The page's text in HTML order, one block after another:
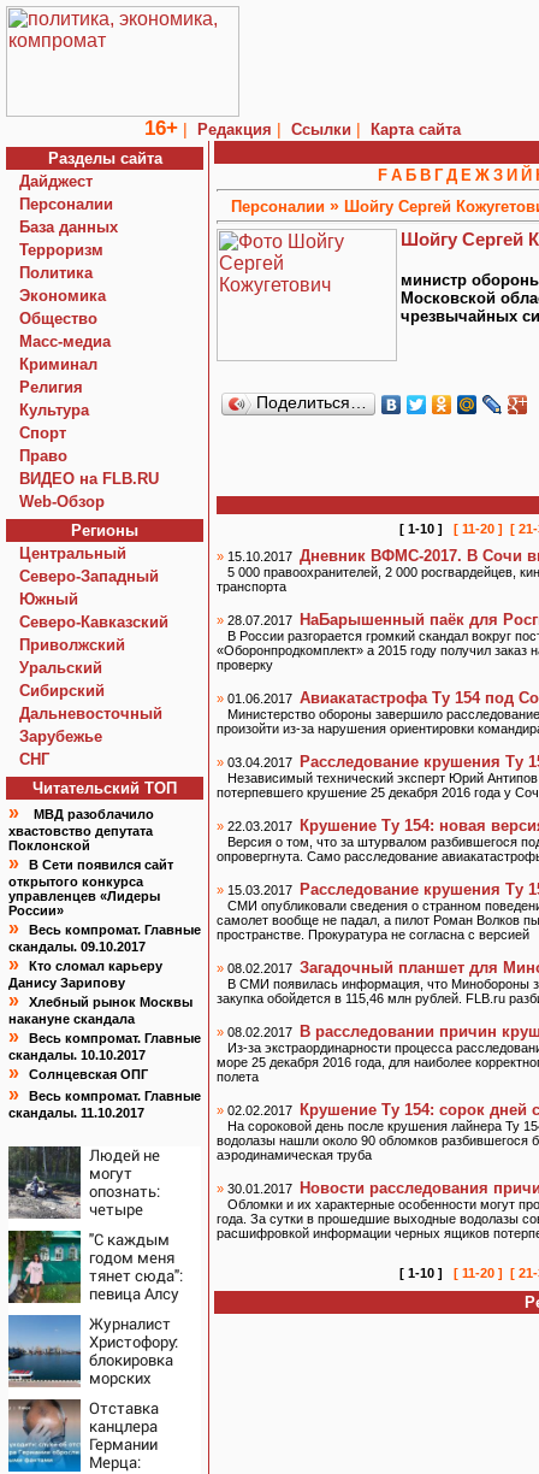
16+ | Редакция | Ссылки |
Карта сайта
Разделы сайта
Дайджест
Персоналии
База данных
Терроризм
Политика
Экономика
Общество
Macc-медиа
Криминал
Религия
Культура
Спорт
Право
ВИДЕО на FLB.RU
Web-Обзор
Регионы
Центральный
Северо-Западный
Южный
Северо-Кавказский
Приволжский
Уральский
Сибирский
Дальневосточный
Зарубежье
СНГ
Читательский TOП
»
МВД разоблачило
хвастовство депутата
Поклонской
»
В Сети появился сайт
открытого конкурса
управленцев «Лидеры
России»
»
Весь компромат. Главные
скандалы. 09.10.2017
»
Кто сломал карьеру
Данису Зарипову
»
Хлебный рынок Москвы
накануне скандала
»
Весь компромат. Главные
скандалы. 10.10.2017
» Солнцевская ОПГ
»
Весь компромат. Главные
скандалы. 11.10.2017
Людей не
могут
опознать:
четыре
сгорели
заживо в
страшном
ДТП на трассе
07/08/2026 –
Новости
"С каждым
годом меня
тянет сюда":
певица Алсу
татарскую
деревню, где
прошло ее
детство
07/08/2026 –
Новости
Журналист
Христофору:
блокировка
морских
катастрофа
для Украины
Отставка
канцлера
Германии
Мерца:
F А Б В Г Д Е Ж З И Й
Персоналии » Шойгу Сергей
Шойгу Сергей
министр
Московской
чрезвычайных
Поделиться…
[ 1-10 ] [ 11-20 ] [
» 15.10.2017 Дневник ВФМС-2017. В Сочи
5 000 правоохранителей, 2 000 росгвардейцев,
транспорта
» 28.07.2017 НаБарышенный паёк для
В России разгорается громкий скандал вокруг
«Оборонпродкомплект» а 2015 году получил
проверку
» 01.06.2017 Авиакатастрофа Ту 154 под
Министерство обороны завершило
произойти из-за нарушения ориентировки
» 03.04.2017 Расследование крушения Ту
Независимый технический эксперт Юрий
потерпевшего крушение 25 декабря 2016 года у
» 22.03.2017 Крушение Ту 154: новая
Версия о том, что за штурвалом разбившегося
опровергнута. Само расследование
» 15.03.2017 Расследование крушения Ту
СМИ опубликовали сведения о странном
самолет вообще не падал, а пилот Роман Волков
пространстве. Прокуратура не согласна с версией
» 08.02.2017 Загадочный планшет для
В СМИ появилась информация, что Минобороны
закупка обойдется в 115,46 млн рублей. FLB.ru
» 08.02.2017 В расследовании причин
Из-за экстраординарности процесса
море 25 декабря 2016 года, для наиболее
полета
» 02.02.2017 Крушение Ту 154: сорок дней
На сороковой день после крушения лайнера Ту
водолазы нашли около 90 обломков разбившегося
аэродинамическая труба
» 30.01.2017 Новости расследования
Обломки и их характерные особенности могут
года. За сутки в прошедшие выходные водолазы
расшифровкой информации черных ящиков
[ 1-10 ] [ 11-20 ] [